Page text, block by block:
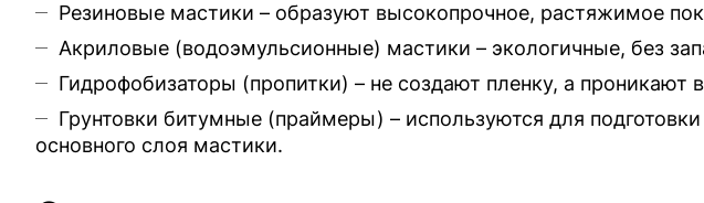
Резиновые мастики – образуют высокопрочное, растяжимое
Акриловые (водоэмульсионные) мастики – экологичные, без
Гидрофобизаторы (пропитки) – не создают пленку, а
Грунтовки битумные (праймеры) – используются для
основного слоя мастики.